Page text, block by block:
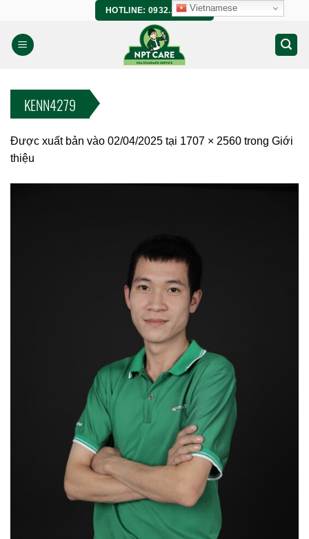
nội
dung
HOTLINE: 0932.266.458
KENN4279
Được xuất bản vào 02/04/2025 tại 1707 × 2560 trong Giới
thiệu
Vietnamese